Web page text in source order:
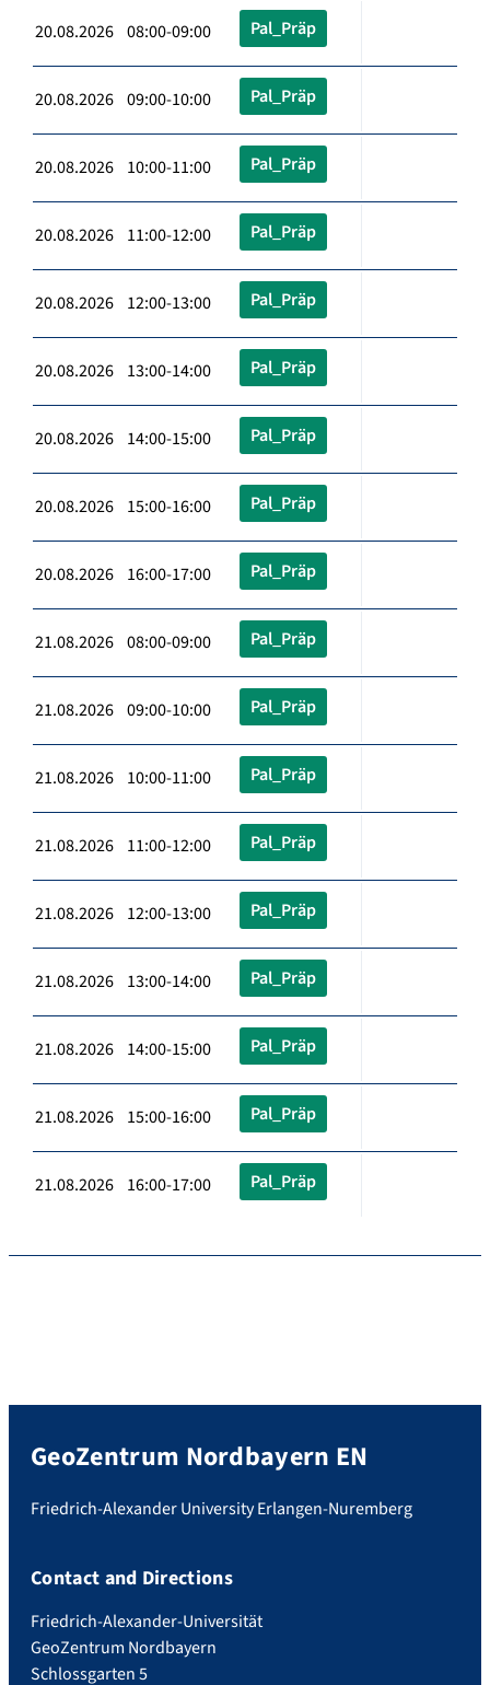
20.08.2026 08:00-09:00 Pal_Präp
20.08.2026 09:00-10:00 Pal_Präp
20.08.2026 10:00-11:00 Pal_Präp
20.08.2026 11:00-12:00 Pal_Präp
20.08.2026 12:00-13:00 Pal_Präp
20.08.2026 13:00-14:00 Pal_Präp
20.08.2026 14:00-15:00 Pal_Präp
20.08.2026 15:00-16:00 Pal_Präp
20.08.2026 16:00-17:00 Pal_Präp
21.08.2026 08:00-09:00 Pal_Präp
21.08.2026 09:00-10:00 Pal_Präp
21.08.2026 10:00-11:00 Pal_Präp
21.08.2026 11:00-12:00 Pal_Präp
21.08.2026 12:00-13:00 Pal_Präp
21.08.2026 13:00-14:00 Pal_Präp
21.08.2026 14:00-15:00 Pal_Präp
21.08.2026 15:00-16:00 Pal_Präp
21.08.2026 16:00-17:00 Pal_Präp
GeoZentrum Nordbayern EN
Friedrich-Alexander University Erlangen-Nuremberg
Contact and Directions
Friedrich-Alexander-Universität
GeoZentrum Nordbayern
Schlossgarten 5